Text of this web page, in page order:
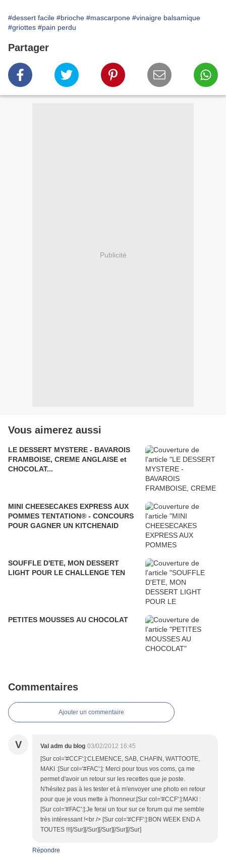
#dessert facile #brioche #mascarpone #vinaigre balsamique
#griottes #pain perdu
Partager
Publicité
Vous aimerez aussi
LE DESSERT MYSTERE - BAVAROIS
FRAMBOISE, CREME ANGLAISE et
CHOCOLAT...
MINI CHEESECAKES EXPRESS AUX
POMMES TENTATION® - CONCOURS
POUR GAGNER UN KITCHENAID
SOUFFLE D'ETE, MON DESSERT
LIGHT POUR LE CHALLENGE TEN
PETITES MOUSSES AU CHOCOLAT
Commentaires
Ajouter un commentaire
V Val adm du blog 03/02/2012 16:45
[Sur col='#CCF':]:CLEMENCE, SAB, CHAFIN, WATTOOTE,
MAKI :[Sur col='#FAC':]: Merci pour tous vos coms, ça me
permet d'avoir un retour sur les recettes que je poste.
N'hésitez pas à les tester et à m'envoyer une photo en retour
pour que je vous mette à l'honneur.[Sur col='#CCF':]:MAKI :
[Sur col='#FAC':]:Je ferai un tour sur ce forum qui me semble
très intéressant !<br /> [Sur col='#CFF':]:BON WEEK END A
TOUTES !!![/Sur][/Sur][/Sur][/Sur][/Sur]
Répondre